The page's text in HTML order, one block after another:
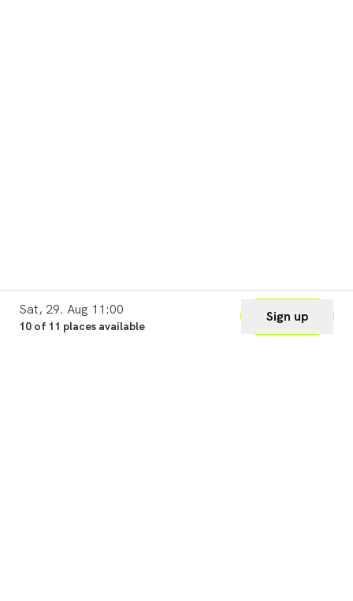
Sat, 29. Aug 11:00
10 of 11 places available
Sign up